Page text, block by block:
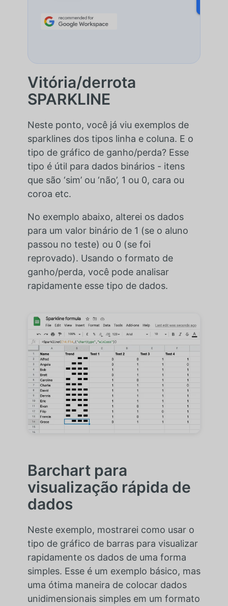
Vitória/derrota
SPARKLINE
Neste ponto, você já viu exemplos de
sparklines dos tipos linha e coluna. E o
tipo de gráfico de ganho/perda? Esse
tipo é útil para dados binários - itens
que são ‘sim’ ou ‘não’, 1 ou 0, cara ou
coroa etc.
No exemplo abaixo, alterei os dados
para um valor binário de 1 (se o aluno
passou no teste) ou 0 (se foi
reprovado). Usando o formato de
ganho/perda, você pode analisar
rapidamente esse tipo de dados.
Barchart para
visualização rápida de
dados
Neste exemplo, mostrarei como usar o
tipo de gráfico de barras para visualizar
rapidamente os dados de uma forma
simples. Esse é um exemplo básico, mas
uma ótima maneira de colocar dados
unidimensionais simples em um formato